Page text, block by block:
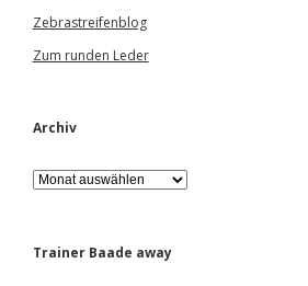
Zebrastreifenblog
Zum runden Leder
Archiv
A
r
iTrainer Baade away